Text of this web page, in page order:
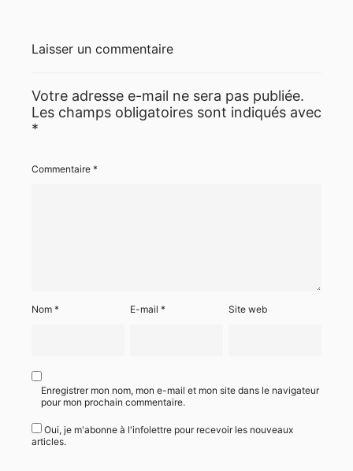
Laisser un commentaire
Votre adresse e-mail ne sera pas publiée.
Les champs obligatoires sont indiqués avec
*
Commentaire *
Nom * E-mail* Site web
Enregistrer mon nom, mon e-mail et mon site dans le navigateur
pour mon prochain commentaire.
Oui, je m'abonne à l'infolettre pour recevoir les nouveaux
articles.